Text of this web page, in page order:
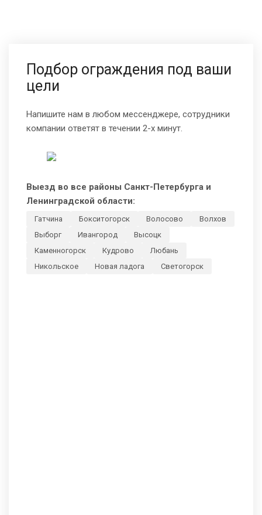
Подбор ограждения под ваши
цели
Напишите нам в любом мессенджере, сотрудники
компании ответят в течении 2-х минут.
Выезд во все районы Санкт-Петербурга и
Ленинградской области:
Гатчина Бокситогорск Волосово
Волхов
Выборг
Ивангород
Высоцк
Каменногорск
Кудрово
Любань
Никольское
Новая ладога Светогорск